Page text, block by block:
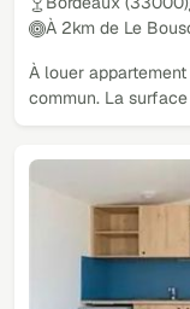
À 2km de Le
À louer
commun. La